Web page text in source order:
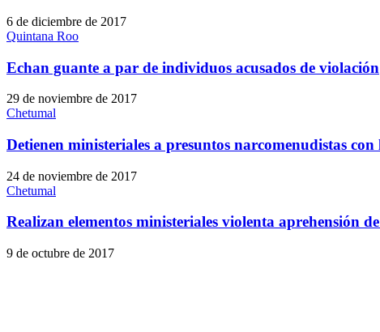
6 de diciembre de 2017
Quintana Roo
Echan guante a par de individuos acusados de violación
29 de noviembre de 2017
Chetumal
Detienen ministeriales a presuntos narcomenudistas
24 de noviembre de 2017
Chetumal
Realizan elementos ministeriales violenta aprehensión
9 de octubre de 2017